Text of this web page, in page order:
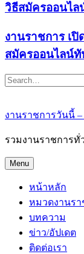
วิธีสมัครออนไล
งานราชการ เ
สมัครออนไลน์ทั
Search
งานราชการวันนี้ –
รวมงานราชการทั่
Menu
หน้าหลัก
หมวดงานรา
บทความ
ข่าว/อัปเดต
ติดต่อเรา